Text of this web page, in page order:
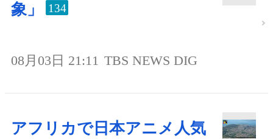
象」
134
08月03日 21:11 TBS NEWS DIG
アフリカで日本アニメ人気